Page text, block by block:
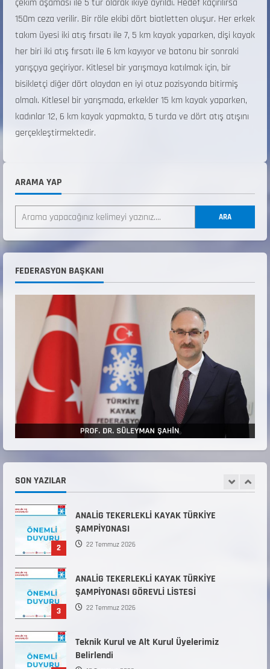
çekim aşaması ile 5 tur olarak ikiye ayrıldı. Hedef kaçırılırsa
150m ceza verilir. Bir röle ekibi dört biatletten oluşur. Her erkek
takım üyesi iki atış fırsatı ile 7, 5 km kayak yaparken, dişi kayak
her biri iki atış fırsatı ile 6 km kayıyor ve batonu bir sonraki
yarışçıya geçiriyor. Kitlesel bir yarışmaya katılmak için, bir
bisikletçi diğer dört olaydan en iyi otuz pozisyonda bitirmiş
olmalı. Kitlesel bir yarışmada, erkekler 15 km kayak yaparken,
kadınlar 12, 6 km kayak yapmakta, 5 turda ve dört atış atışını
gerçekleştirmektedir.
ARAMA YAP
ARA
FEDERASYON BAŞKANI
SON YAZILAR
2
ŞAMPİYONASI
22 Temmuz 2026
3
ŞAMPİYONASI GÖREVLİ LİSTESİ
Teknik Kurul ve Alt Kurul Üyelerimiz
Belirlendi
18 Temmuz 2026
5
KAYAKLI KOŞU VE BİATHLON 3.KADEME
ANTRENÖRLÜK KURSU DUYURUSU
12 Temmuz 2026
1
Millî Savunma Bakanlığı Kara, Deniz ve Hava
Kuvvetleri Komutanlıklarına 2026 Yılı (2026-
2
ANALİG TEKERLEKLİ KAYAK TÜRKİYE
ŞAMPİYONASI
22 Temmuz 2026
3
ANALİG TEKERLEKLİ KAYAK TÜRKİYE
ŞAMPİYONASI GÖREVLİ LİSTESİ
22 Temmuz 2026
Teknik Kurul ve Alt Kurul Üyelerimiz
Belirlendi